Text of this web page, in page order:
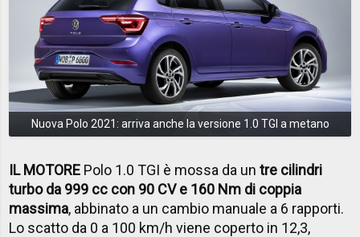
Nuova Polo 2021: arriva anche la versione 1.0 TGI a metano
IL MOTORE Polo 1.0 TGI è mossa da untre cilindri
turbo da 999 cc con 90 CV e 160 Nm di coppia
massima, abbinato a un cambio manuale a 6 rapporti.
Lo scatto da 0 a 100 km/h viene coperto in 12,3,